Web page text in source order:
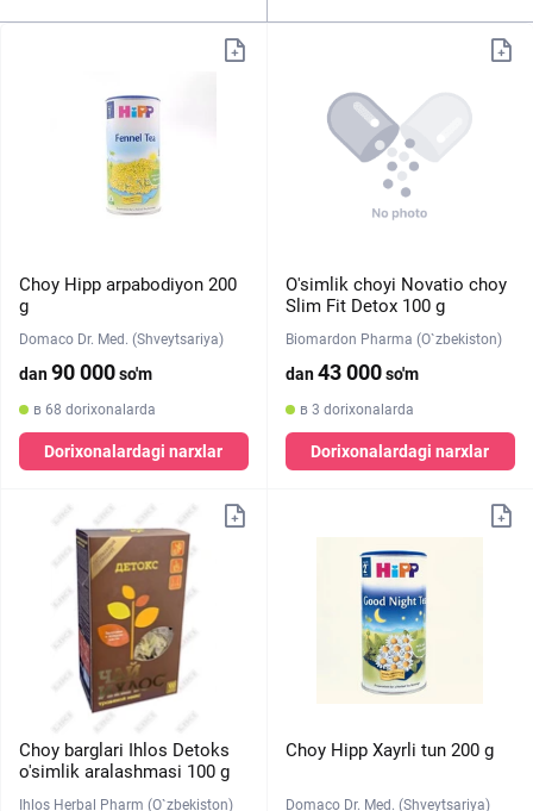
Choy Hipp arpabodiyon 200
g
Domaco Dr. Med. (Shveytsariya)
dan90 000so'm
в 68 dorixonalarda
Dorixonalardagi narxlar
O'simlik choyi Novatio choy
Slim Fit Detox 100 g
Biomardon Pharma (O`zbekiston)
dan43 000so'm
в 3 dorixonalarda
Dorixonalardagi narxlar
Choy barglari Ihlos Detoks
o'simlik aralashmasi 100 g
Ihlos Herbal Pharm (O`zbekiston)
Choy Hipp Xayrli tun 200 g
Domaco Dr. Med. (Shveytsariya)